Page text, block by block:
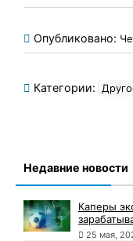
Опубликовано:
Категории:
Недавние новости
Каперы
25 мая,